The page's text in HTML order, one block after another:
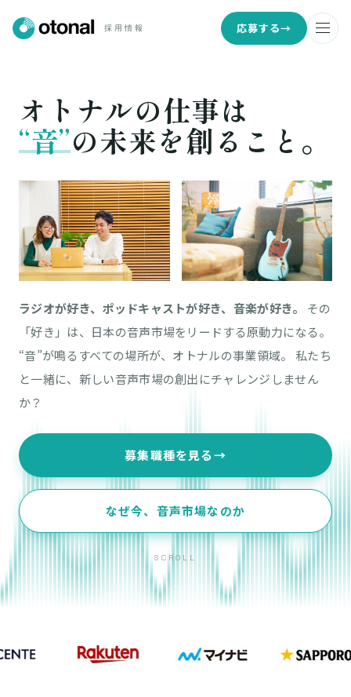
採用情報 応募する→
オトナルの仕事は
“音”の未来を創ること。
ラジオが好き、ポッドキャストが好き、音楽が好き。
その
「好き」は、日本の音声市場をリードする原動力になる。
“音”が鳴るすべての場所が、オトナルの事業領域。
私たち
と一緒に、新しい音声市場の創出にチャレンジしません
か？
募集職種を見る→
なぜ今、音声市場なのか
SCROLL